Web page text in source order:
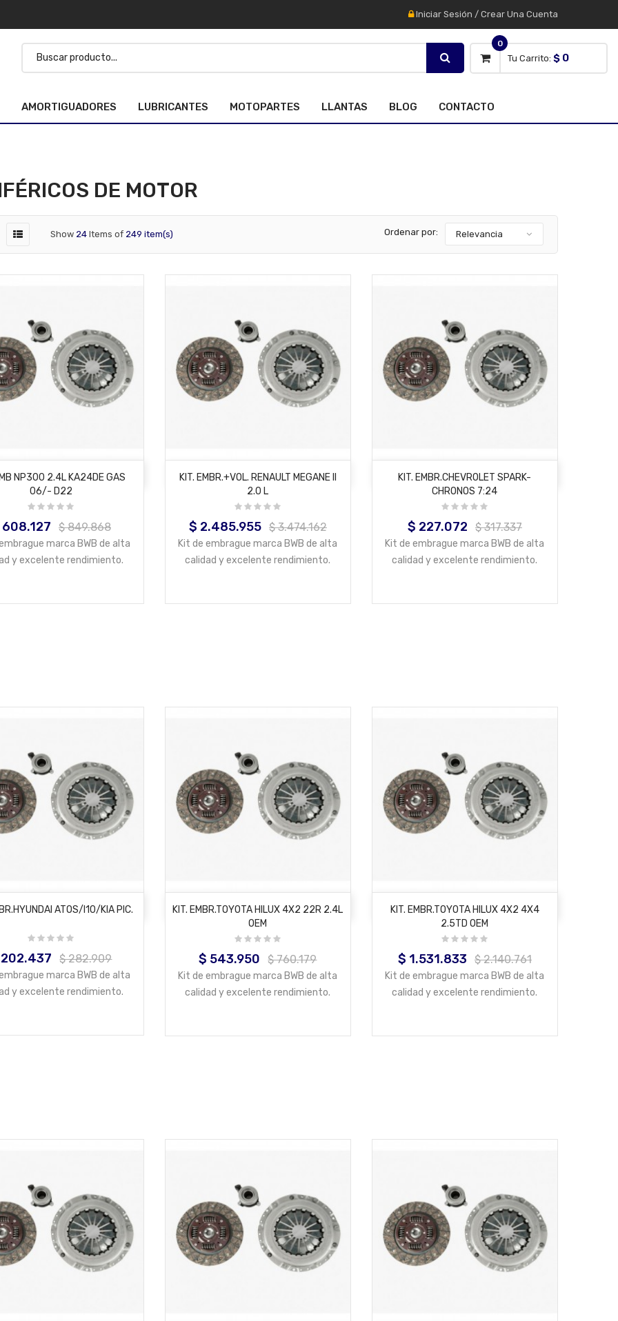
Iniciar Sesión / Crear Una Cuenta
Tu Carrito:
0
$ 0
AMORTIGUADORES LUBRICANTES MOTOPARTES LLANTAS BLOG CONTACTO
DE MOTOR
Show 24 Items of 249 item(s) Ordenar por: Relevancia
AÑADIR AL CARRITO
NP300 2.4L KA24DE GAS
06/- D22
Precio
base
$ 849.868
marca BWB de alta
y excelente rendimiento.
AÑADIR AL CARRITO
KIT. EMBR.+VOL. RENAULT MEGANE II
2.0 L
Precio
$ 2.485.955
Precio
base
$ 3.474.162
Kit de embrague marca BWB de alta
calidad y excelente rendimiento.
AÑADIR AL CARRITO
KIT. EMBR.CHEVROLET SPARK-
CHRONOS 7:24
Precio
$ 227.072
Precio
base
$ 317.337
Kit de embrague marca BWB de alta
calidad y excelente rendimiento.
AÑADIR AL CARRITOATOS/I10/KIA PIC.
Precio
base
$ 282.909
marca BWB de alta
y excelente rendimiento.
AÑADIR AL CARRITO
KIT. EMBR.TOYOTA HILUX 4X2 22R 2.4L
OEM
Precio
$ 543.950
Precio
base
$ 760.179
Kit de embrague marca BWB de alta
calidad y excelente rendimiento.
AÑADIR AL CARRITO
KIT. EMBR.TOYOTA HILUX 4X2 4X4
2.5TD OEM
Precio
$ 1.531.833
Precio
base
$ 2.140.761
Kit de embrague marca BWB de alta
calidad y excelente rendimiento.